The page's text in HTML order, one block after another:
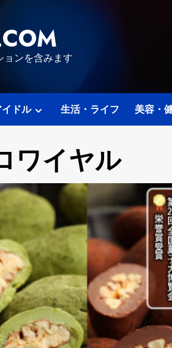
ョンを含みます
ドル 生活・ライフ 美容・
ワイヤル